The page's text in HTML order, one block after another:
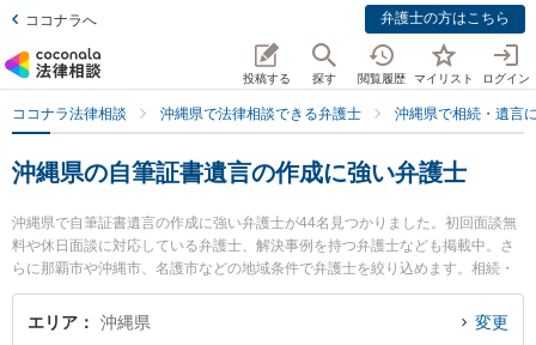
ココナラへ 弁護士の方はこちら
投稿する 探す 閲覧履歴 マイリスト ログイン
ココナラ法律相談 沖縄県で法律相談できる弁護士 沖縄県で相続・遺言
沖縄県の自筆証書遺言の作成に強い弁護士
沖縄県で自筆証書遺言の作成に強い弁護士が44名見つかりました。初回面談無
料や休日面談に対応している弁護士、解決事例を持つ弁護士なども掲載中。さ
らに那覇市や沖縄市、名護市などの地域条件で弁護士を絞り込めます。相続・
遺言に関係する家族間の相続トラブルや認知症の相続、遺産分割等の細かな分
野での絞り込み検索もでき便利です。特にきびたき法律事務所の久納 京祐弁護
エリア 沖縄県 変更